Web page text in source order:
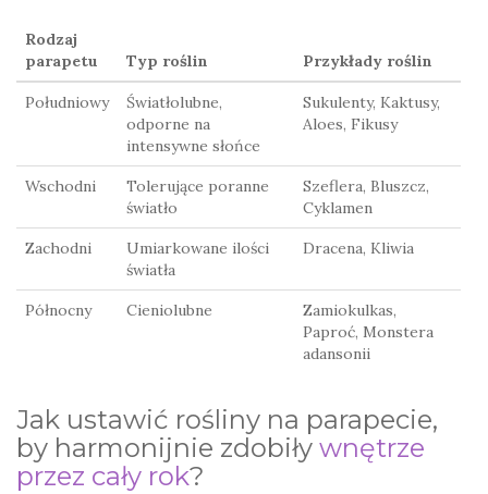
Rodzaj
parapetu
Typ roślin Przykłady roślin
Południowy
Światłolubne,
odporne na
intensywne słońce
Sukulenty, Kaktusy,
Aloes, Fikusy
Wschodni
Tolerujące poranne
światło
Szeflera, Bluszcz,
Cyklamen
Zachodni
Umiarkowane ilości
światła
Dracena, Kliwia
Północny Cieniolubne
Zamiokulkas,
Paproć, Monstera
adansonii
Jak ustawić rośliny na parapecie,
by harmonijnie zdobiły wnętrze
przez cały rok?